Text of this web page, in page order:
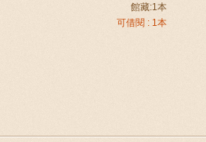
館藏:1本
可借閱 : 1本